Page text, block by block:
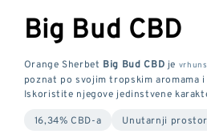
modalnom
prozoru
Big Bud CBD
Orange Sherbet Big Bud CBD je
poznat po svojim tropskim aromama
Iskoristite njegove jedinstvene
16,34% CBD-a
Unutarnji prostor